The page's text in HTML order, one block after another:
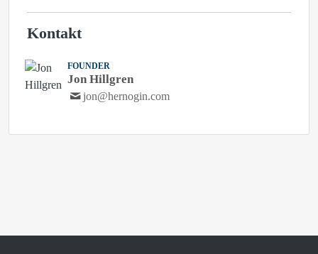
Kontakt
FOUNDER
Jon Hillgren
jon@hernogin.com